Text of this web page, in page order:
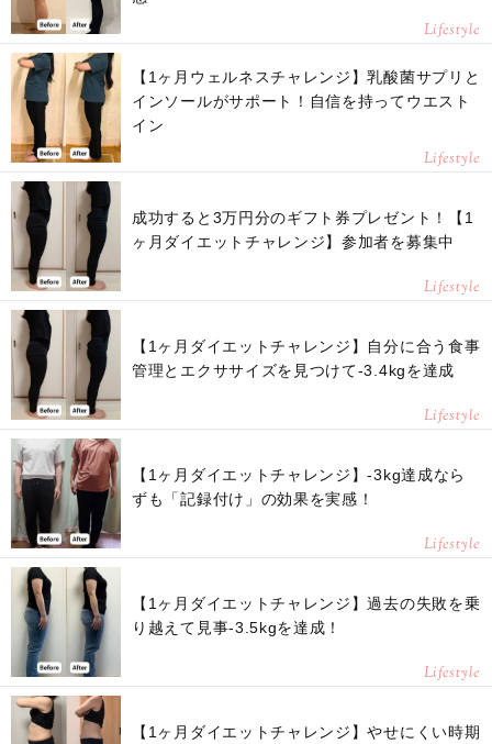
Lifestyle
【1ヶ月ウェルネスチャレンジ】乳酸菌サプリと
インソールがサポート！自信を持ってウエスト
イン
Lifestyle
成功すると3万円分のギフト券プレゼント！【1
ヶ月ダイエットチャレンジ】参加者を募集中
Lifestyle
【1ヶ月ダイエットチャレンジ】自分に合う食事
管理とエクササイズを見つけて-3.4kgを達成
Lifestyle
【1ヶ月ダイエットチャレンジ】-3kg達成なら
ずも「記録付け」の効果を実感！
Lifestyle
【1ヶ月ダイエットチャレンジ】過去の失敗を乗
り越えて見事-3.5kgを達成！
Lifestyle
【1ヶ月ダイエットチャレンジ】やせにくい時期